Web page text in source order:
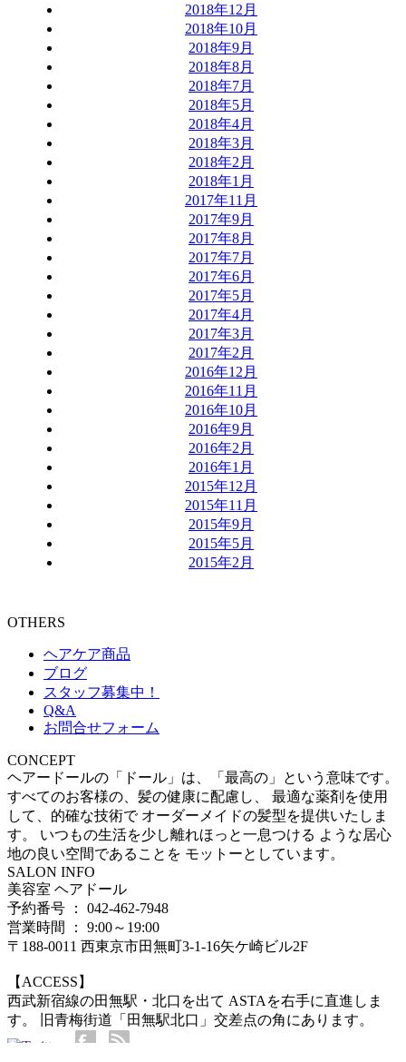
2018年12月
2018年10月
2018年9月
2018年8月
2018年7月
2018年5月
2018年4月
2018年3月
2018年2月
2018年1月
2017年11月
2017年9月
2017年8月
2017年7月
2017年6月
2017年5月
2017年4月
2017年3月
2017年2月
2016年12月
2016年11月
2016年10月
2016年9月
2016年2月
2016年1月
2015年12月
2015年11月
2015年9月
2015年5月
2015年2月
OTHERS
ヘアケア商品
ブログ
スタッフ募集中！
Q&A
お問合せフォーム
CONCEPT
ヘアードールの「ドール」は、「最高の」という意味です。
すべてのお客様の、髪の健康に配慮し、 最適な薬剤を使用
して、的確な技術で オーダーメイドの髪型を提供いたしま
す。 いつもの生活を少し離れほっと一息つける ような居心
地の良い空間であることを モットーとしています。
SALON INFO
美容室 ヘアドール
予約番号 ： 042-462-7948
営業時間 ： 9:00～19:00
〒188-0011 西東京市田無町3-1-16矢ケ崎ビル2F
【ACCESS】
西武新宿線の田無駅・北口を出て ASTAを右手に直進しま
す。 旧青梅街道「田無駅北口」交差点の角にあります。